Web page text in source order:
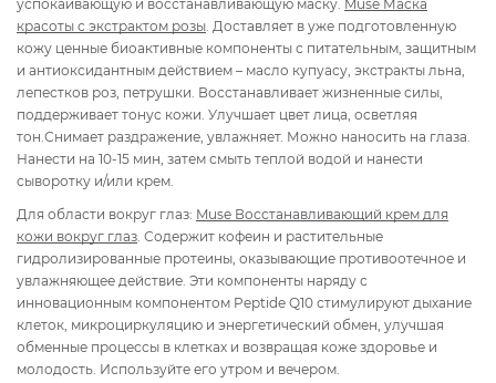
успокаивающую и восстанавливающую маску. Muse Маска
красоты с экстрактом розы . Доставляет в уже подготовленную
кожу ценные биоактивные компоненты с питательным, защитным
и антиоксидантным действием – масло купуасу, экстракты льна,
лепестков роз, петрушки. Восстанавливает жизненные силы,
поддерживает тонус кожи. Улучшает цвет лица, осветляя
тон.Снимает раздражение, увлажняет. Можно наносить на глаза.
Нанести на 10-15 мин, затем смыть теплой водой и нанести
сыворотку и/или крем.
Для области вокруг глаз: Muse Восстанавливающий крем для
кожи вокруг глаз . Содержит кофеин и растительные
гидролизированные протеины, оказывающие противоотечное и
увлажняющее действие. Эти компоненты наряду с
инновационным компонентом Peptide Q10 стимулируют дыхание
клеток, микроциркуляцию и энергетический обмен, улучшая
обменные процессы в клетках и возвращая коже здоровье и
молодость. Используйте его утром и вечером.